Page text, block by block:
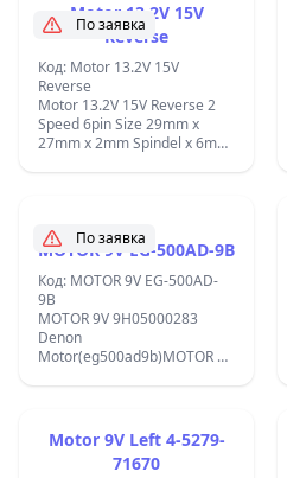
По заявка
Motor 13.2V 15V
Reverse
Код: Motor 13.2V 15V
Reverse
Motor 13.2V 15V Reverse 2
Speed 6pin Size 29mm x
27mm x 2mm Spindel x 6mm
По заявка
MOTOR 9V EG-500AD-9B
Код: MOTOR 9V EG-500AD-
9B
MOTOR 9V 9H05000283
Denon
Motor(eg500ad9b)MOTOR 9V
CONTROL CIRCUIT NEW;
Motor 9V Left 4-5279-
71670